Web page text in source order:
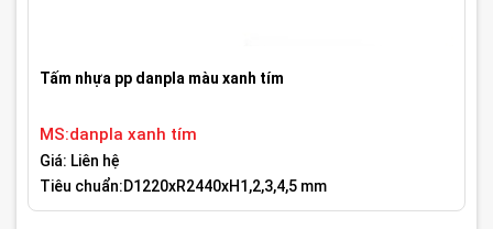
Tấm nhựa pp danpla màu xanh tím
MS:danpla xanh tím
Giá: Liên hệ
Tiêu chuẩn:D1220xR2440xH1,2,3,4,5 mm